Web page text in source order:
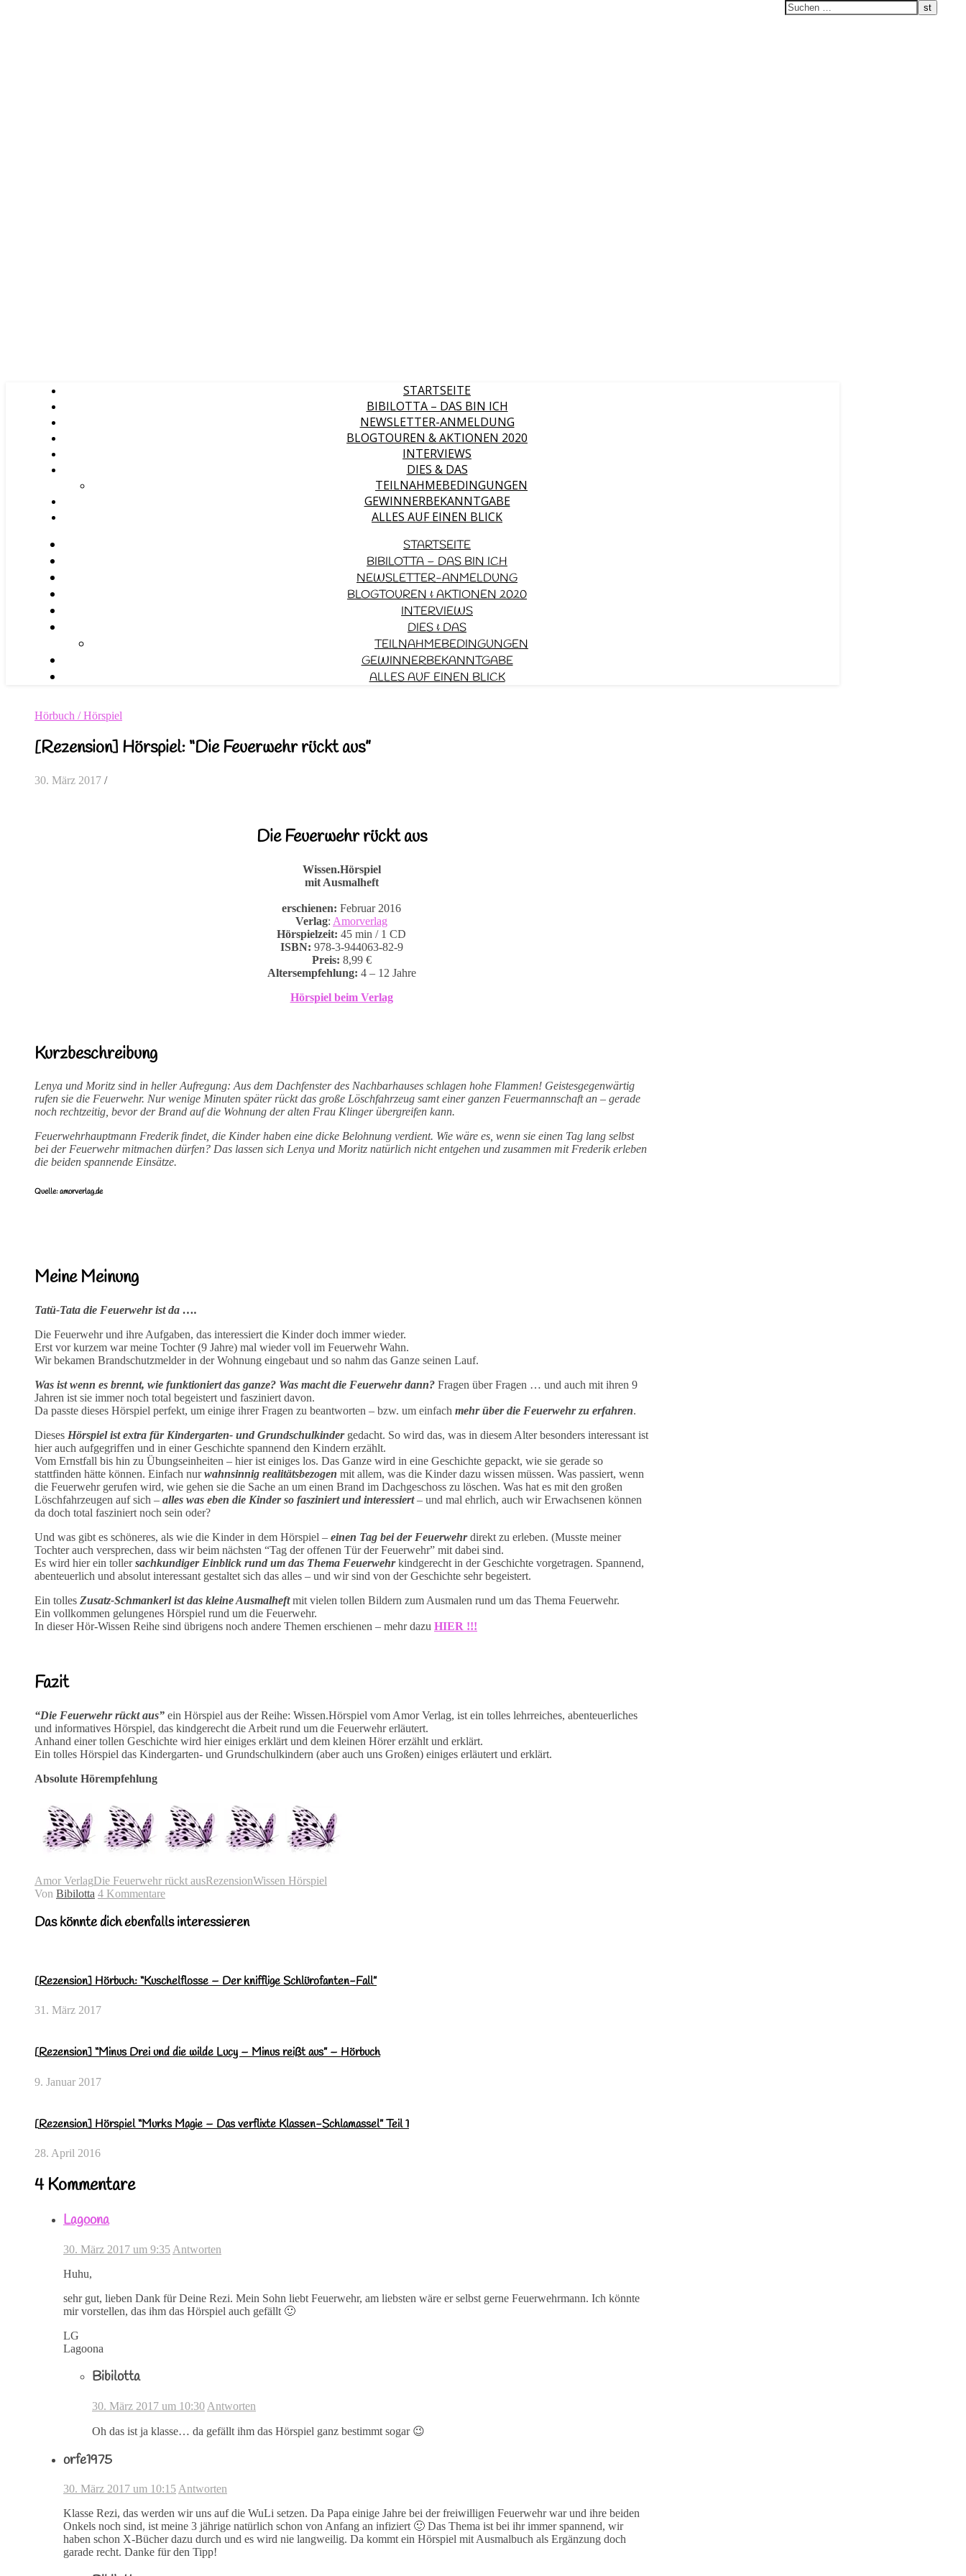
STARTSEITE
BIBILOTTA – DAS BIN ICH
NEWSLETTER-ANMELDUNG
BLOGTOUREN & AKTIONEN 2020
INTERVIEWS
DIES & DAS
TEILNAHMEBEDINGUNGEN
GEWINNERBEKANNTGABE
ALLES AUF EINEN BLICK
STARTSEITE
BIBILOTTA – DAS BIN ICH
NEWSLETTER-ANMELDUNG
BLOGTOUREN & AKTIONEN 2020
INTERVIEWS
DIES & DAS
TEILNAHMEBEDINGUNGEN
GEWINNERBEKANNTGABE
ALLES AUF EINEN BLICK
Hörbuch / Hörspiel
[Rezension] Hörspiel: “Die Feuerwehr rückt aus”
30. März 2017 /
Die Feuerwehr rückt aus
Wissen.Hörspiel
mit Ausmalheft
erschienen: Februar 2016
Verlag: Amorverlag
Hörspielzeit: 45 min / 1 CD
ISBN: 978-3-944063-82-9
Preis: 8,99 €
Altersempfehlung: 4 – 12 Jahre
Hörspiel beim Verlag
Kurzbeschreibung
Lenya und Moritz sind in heller Aufregung: Aus dem Dachfenster des Nachbarhauses schlagen hohe Flammen! Geistesgegenwärtig
rufen sie die Feuerwehr. Nur wenige Minuten später rückt das große Löschfahrzeug samt einer ganzen Feuermannschaft an – gerade
noch rechtzeitig, bevor der Brand auf die Wohnung der alten Frau Klinger übergreifen kann.
Feuerwehrhauptmann Frederik findet, die Kinder haben eine dicke Belohnung verdient. Wie wäre es, wenn sie einen Tag lang selbst
bei der Feuerwehr mitmachen dürfen? Das lassen sich Lenya und Moritz natürlich nicht entgehen und zusammen mit Frederik erleben
die beiden spannende Einsätze.
Quelle: amorverlag.de
Meine Meinung
Tatü-Tata die Feuerwehr ist da ….
Die Feuerwehr und ihre Aufgaben, das interessiert die Kinder doch immer wieder.
Erst vor kurzem war meine Tochter (9 Jahre) mal wieder voll im Feuerwehr Wahn.
Wir bekamen Brandschutzmelder in der Wohnung eingebaut und so nahm das Ganze seinen Lauf.
Was ist wenn es brennt, wie funktioniert das ganze? Was macht die Feuerwehr dann? Fragen über Fragen … und auch mit ihren 9
Jahren ist sie immer noch total begeistert und fasziniert davon.
Da passte dieses Hörspiel perfekt, um einige ihrer Fragen zu beantworten – bzw. um einfach mehr über die Feuerwehr zu erfahren.
Dieses Hörspiel ist extra für Kindergarten- und Grundschulkindergedacht. So wird das, was in diesem Alter besonders interessant ist
hier auch aufgegriffen und in einer Geschichte spannend den Kindern erzählt.
Vom Ernstfall bis hin zu Übungseinheiten – hier ist einiges los. Das Ganze wird in eine Geschichte gepackt, wie sie gerade so
stattfinden hätte können. Einfach nurwahnsinnig realitätsbezogen mit allem, was die Kinder dazu wissen müssen. Was passiert, wenn
die Feuerwehr gerufen wird, wie gehen sie die Sache an um einen Brand im Dachgeschoss zu löschen. Was hat es mit den großen
Löschfahrzeugen auf sich – alles was eben die Kinder so fasziniert und interessiert– und mal ehrlich, auch wir Erwachsenen können
da doch total fasziniert noch sein oder?
Und was gibt es schöneres, als wie die Kinder in dem Hörspiel – einen Tag bei der Feuerwehrdirekt zu erleben. (Musste meiner
Tochter auch versprechen, dass wir beim nächsten “Tag der offenen Tür der Feuerwehr” mit dabei sind.
Es wird hier ein tollersachkundiger Einblick rund um das Thema Feuerwehr kindgerecht in der Geschichte vorgetragen. Spannend,
abenteuerlich und absolut interessant gestaltet sich das alles – und wir sind von der Geschichte sehr begeistert.
Ein tolles Zusatz-Schmankerl ist das kleine Ausmalheftmit vielen tollen Bildern zum Ausmalen rund um das Thema Feuerwehr.
Ein vollkommen gelungenes Hörspiel rund um die Feuerwehr.
In dieser Hör-Wissen Reihe sind übrigens noch andere Themen erschienen – mehr dazu HIER !!!
Fazit
“Die Feuerwehr rückt aus” ein Hörspiel aus der Reihe: Wissen.Hörspiel vom Amor Verlag, ist ein tolles lehrreiches, abenteuerliches
und informatives Hörspiel, das kindgerecht die Arbeit rund um die Feuerwehr erläutert.
Anhand einer tollen Geschichte wird hier einiges erklärt und dem kleinen Hörer erzählt und erklärt.
Ein tolles Hörspiel das Kindergarten- und Grundschulkindern (aber auch uns Großen) einiges erläutert und erklärt.
Absolute Hörempfehlung
Amor VerlagDie Feuerwehr rückt ausRezensionWissen Hörspiel
Von Bibilotta 4 Kommentare
Das könnte dich ebenfalls interessieren
[Rezension] Hörbuch: “Kuschelflosse – Der knifflige Schlürofanten-Fall”
31. März 2017
[Rezension] “Minus Drei und die wilde Lucy – Minus reißt aus” – Hörbuch
9. Januar 2017
[Rezension] Hörspiel “Murks Magie – Das verflixte Klassen-Schlamassel” Teil 1
28. April 2016
4 Kommentare
Lagoona
30. März 2017 um 9:35 Antworten
Huhu,
sehr gut, lieben Dank für Deine Rezi. Mein Sohn liebt Feuerwehr, am liebsten wäre er selbst gerne Feuerwehrmann. Ich könnte
mir vorstellen, das ihm das Hörspiel auch gefällt 🙂
LG
Lagoona
Bibilotta
30. März 2017 um 10:30 Antworten
Oh das ist ja klasse… da gefällt ihm das Hörspiel ganz bestimmt sogar 😉
orfe1975
30. März 2017 um 10:15Antworten
Klasse Rezi, das werden wir uns auf die WuLi setzen. Da Papa einige Jahre bei der freiwilligen Feuerwehr war und ihre beiden
Onkels noch sind, ist meine 3 jährige natürlich schon von Anfang an infiziert 🙂 Das Thema ist bei ihr immer spannend, wir
haben schon X-Bücher dazu durch und es wird nie langweilig. Da kommt ein Hörspiel mit Ausmalbuch als Ergänzung doch
garade recht. Danke für den Tipp!